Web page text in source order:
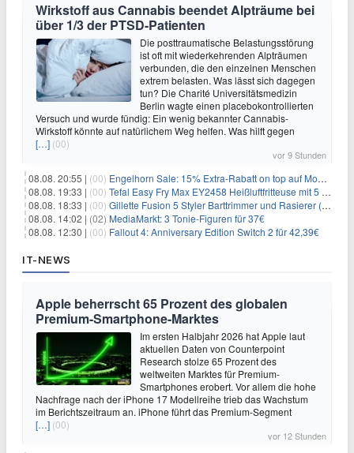
Wirkstoff aus Cannabis beendet Alpträume bei
über 1/3 der PTSD-Patienten
Die posttraumatische Belastungsstörung
ist oft mit wiederkehrenden Alpträumen
verbunden, die den einzelnen Menschen
extrem belasten. Was lässt sich dagegen
tun? Die Charité Universitätsmedizin
Berlin wagte einen placebokontrollierten
Versuch und wurde fündig: Ein wenig bekannter Cannabis-
Wirkstoff könnte auf natürlichem Weg helfen. Was hilft gegen
[…] (00)
vor 9 Stunden
08.08. 20:55 | (00) Engelhorn Sale: 15% Extra-Rabatt on top auf Mode- und Sport-Artikel
08.08. 19:33 | (00) Tefal Easy Fry Max EY2458 Heißluftfritteuse mit 5 Litern für 64,99€
08.08. 18:33 | (00) Gillette Fusion 5 Styler Barttrimmer und Rasierer (All in One) für 16€
08.08. 14:02 | (02) MediaMarkt: 3 Tonie-Figuren für 37€
08.08. 12:30 | (00) Fallout 4: Anniversary Edition Switch 2 für 42,39€
IT-NEWS
Apple beherrscht 65 Prozent des globalen
Premium-Smartphone-Marktes
Im ersten Halbjahr 2026 hat Apple laut
aktuellen Daten von Counterpoint
Research stolze 65 Prozent des
weltweiten Marktes für Premium-
Smartphones erobert. Vor allem die hohe
Nachfrage nach der iPhone 17 Modellreihe trieb das Wachstum
im Berichtszeitraum an. iPhone führt das Premium-Segment
[…] (00)
vor 12 Stunden